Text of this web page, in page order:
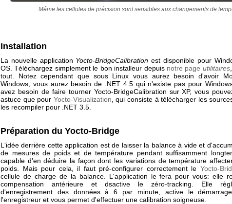
Même les cellules de précision sont sensibles aux changements de
Installation
La nouvelle application Yocto-BridgeCalibration est disponible pour
OS. Téléchargez simplement le bon installeur depuis notre page utilitaires
tout. Notez cependant que sous Linux vous aurez besoin d'avoir
Windows, vous aurez besoin de .NET 4.5 qui n'existe pas pour
avez besoin de faire tourner Yocto-BridgeCalibration sur XP, vous
astuce que pour Yocto-Visualization , qui consiste à télécharger les
les recompiler pour .NET 3.5.
Préparation du Yocto-Bridge
L'idée derrière cette application est de laisser la balance à vide et
de mesures de poids et de température pendant suffisamment
capable d'en déduire la façon dont les variations de température
poids. Mais pour cela, il faut pré-configurer correctement le Yocto-
cellule de charge de la balance. L'application le fera pour vous: elle
compensation antérieure et dsactive le zéro-tracking. Elle
d'enregistrement des données à 6 par minute, active le
l'enregistreur et vous permet d'effectuer une calibration soigneuse.